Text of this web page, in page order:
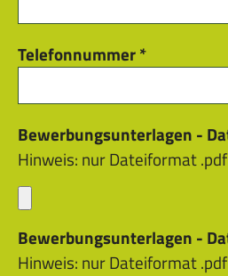
Telefonnummer*
Bewerbungsunterlagen -
Hinweis: nur Dateiformat
Bewerbungsunterlagen -
Hinweis: nur Dateiformat